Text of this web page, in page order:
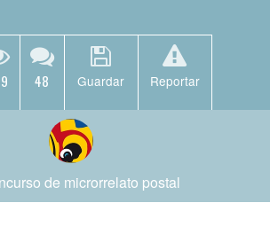
48 Guardar Reportar
de microrrelato postal